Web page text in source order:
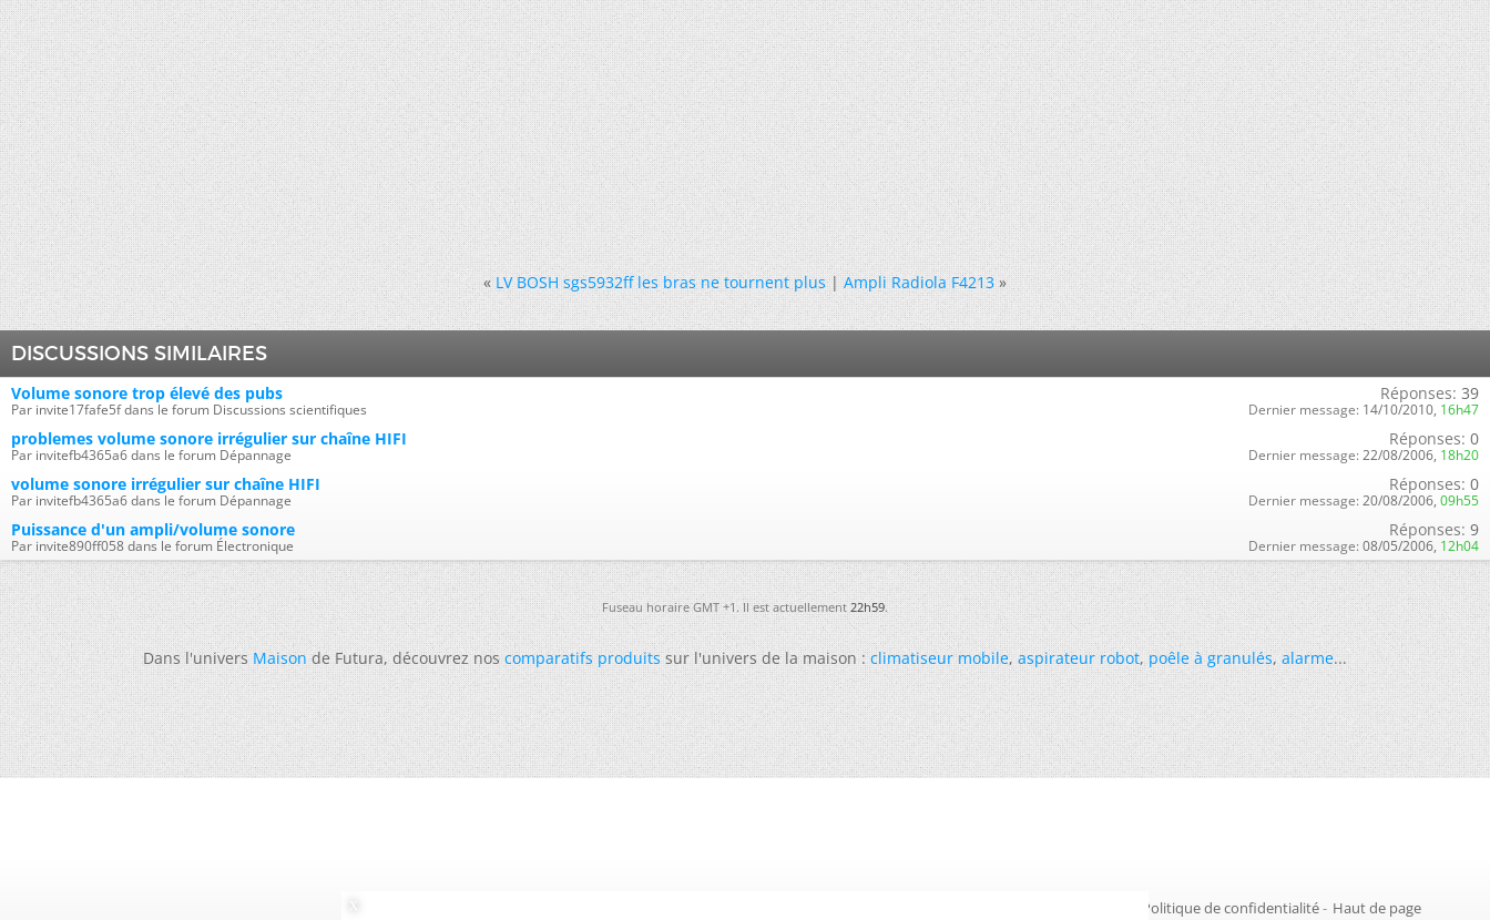
« LV BOSH sgs5932ff les bras ne tournent plus|Ampli Radiola F4213 »
DISCUSSIONS SIMILAIRES
Volume sonore trop élevé des pubs
Par invite17fafe5f dans le forum Discussions scientifiques
Réponses: 39
Dernier message: 14/10/2010, 16h47
problemes volume sonore irrégulier sur chaîne HIFI
Par invitefb4365a6 dans le forum Dépannage
Réponses: 0
Dernier message: 22/08/2006, 18h20
volume sonore irrégulier sur chaîne HIFI
Par invitefb4365a6 dans le forum Dépannage
Réponses: 0
Dernier message: 20/08/2006, 09h55
Puissance d'un ampli/volume sonore
Par invite890ff058 dans le forum Électronique
Réponses: 9
Dernier message: 08/05/2006, 12h04
Fuseau horaire GMT +1. Il est actuellement22h59.
Dans l'universMaisonde Futura, découvrez noscomparatifs produitssur l'univers de la maison :climatiseur mobile,aspirateur robot,poêle à granulés,alarme...
Politique de confidentialité- Haut de page